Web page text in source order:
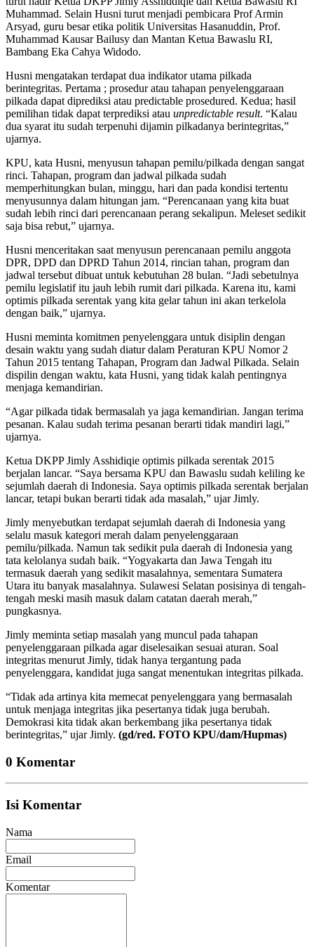
Muhammad. Selain Husni turut menjadi pembicara Prof Armin
Arsyad, guru besar etika politik Universitas Hasanuddin, Prof.
Muhammad Kausar Bailusy dan Mantan Ketua Bawaslu RI,
Bambang Eka Cahya Widodo.
Husni mengatakan terdapat dua indikator utama pilkada
berintegritas. Pertama ; prosedur atau tahapan penyelenggaraan
pilkada dapat diprediksi atau predictable prosedured. Kedua; hasil
pemilihan tidak dapat terprediksi atau unpredictable result. “Kalau
dua syarat itu sudah terpenuhi dijamin pilkadanya berintegritas,”
ujarnya.
KPU, kata Husni, menyusun tahapan pemilu/pilkada dengan sangat
rinci. Tahapan, program dan jadwal pilkada sudah
memperhitungkan bulan, minggu, hari dan pada kondisi tertentu
menyusunnya dalam hitungan jam. “Perencanaan yang kita buat
sudah lebih rinci dari perencanaan perang sekalipun. Meleset sedikit
saja bisa rebut,” ujarnya.
Husni menceritakan saat menyusun perencanaan pemilu anggota
DPR, DPD dan DPRD Tahun 2014, rincian tahan, program dan
jadwal tersebut dibuat untuk kebutuhan 28 bulan. “Jadi sebetulnya
pemilu legislatif itu jauh lebih rumit dari pilkada. Karena itu, kami
optimis pilkada serentak yang kita gelar tahun ini akan terkelola
dengan baik,” ujarnya.
Husni meminta komitmen penyelenggara untuk disiplin dengan
desain waktu yang sudah diatur dalam Peraturan KPU Nomor 2
Tahun 2015 tentang Tahapan, Program dan Jadwal Pilkada. Selain
dispilin dengan waktu, kata Husni, yang tidak kalah pentingnya
menjaga kemandirian.
“Agar pilkada tidak bermasalah ya jaga kemandirian. Jangan terima
pesanan. Kalau sudah terima pesanan berarti tidak mandiri lagi,”
ujarnya.
Ketua DKPP Jimly Asshidiqie optimis pilkada serentak 2015
berjalan lancar. “Saya bersama KPU dan Bawaslu sudah keliling ke
sejumlah daerah di Indonesia. Saya optimis pilkada serentak berjalan
lancar, tetapi bukan berarti tidak ada masalah,” ujar Jimly.
Jimly menyebutkan terdapat sejumlah daerah di Indonesia yang
selalu masuk kategori merah dalam penyelenggaraan
pemilu/pilkada. Namun tak sedikit pula daerah di Indonesia yang
tata kelolanya sudah baik. “Yogyakarta dan Jawa Tengah itu
termasuk daerah yang sedikit masalahnya, sementara Sumatera
Utara itu banyak masalahnya. Sulawesi Selatan posisinya di tengah-
tengah meski masih masuk dalam catatan daerah merah,”
pungkasnya.
Jimly meminta setiap masalah yang muncul pada tahapan
penyelenggaraan pilkada agar diselesaikan sesuai aturan. Soal
integritas menurut Jimly, tidak hanya tergantung pada
penyelenggara, kandidat juga sangat menentukan integritas pilkada.
“Tidak ada artinya kita memecat penyelenggara yang bermasalah
untuk menjaga integritas jika pesertanya tidak juga berubah.
Demokrasi kita tidak akan berkembang jika pesertanya tidak
berintegritas,” ujar Jimly. (gd/red. FOTO KPU/dam/Hupmas)
0 Komentar
Isi Komentar
Nama
Email
Komentar